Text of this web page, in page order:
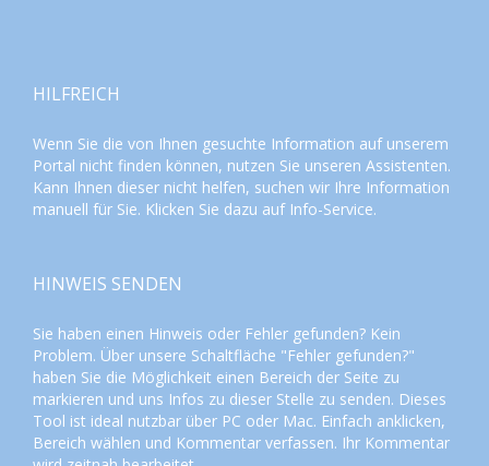
HILFREICH
Wenn Sie die von Ihnen gesuchte Information auf unserem
Portal nicht finden können, nutzen Sie unseren Assistenten.
Kann Ihnen dieser nicht helfen, suchen wir Ihre Information
manuell für Sie. Klicken Sie dazu auf Info-Service.
HINWEIS SENDEN
Sie haben einen Hinweis oder Fehler gefunden? Kein
Problem. Über unsere Schaltfläche "Fehler gefunden?"
haben Sie die Möglichkeit einen Bereich der Seite zu
markieren und uns Infos zu dieser Stelle zu senden. Dieses
Tool ist ideal nutzbar über PC oder Mac. Einfach anklicken,
Bereich wählen und Kommentar verfassen. Ihr Kommentar